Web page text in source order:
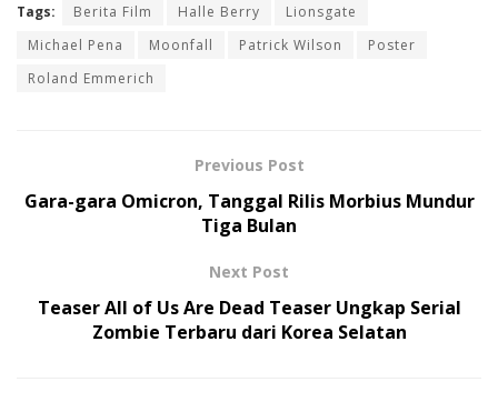
Tags: Berita Film Halle Berry
Lionsgate
Michael Pena
Moonfall Patrick Wilson
Poster
Roland Emmerich
Previous Post
Gara-gara Omicron, Tanggal Rilis Morbius Mundur
Tiga Bulan
Next Post
Teaser All of Us Are Dead Teaser Ungkap Serial
Zombie Terbaru dari Korea Selatan